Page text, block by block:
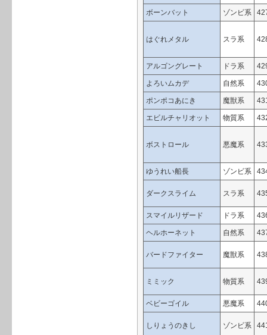
ボーンバット ゾンビ系
はぐれメタル スラ系
アルゴングレート ドラ系
よろいムカデ 自然系
ポンポコあにき 魔獣系
エビルチャリオット 物質系
ボストロール 悪魔系
ゆうれい船長 ゾンビ系
ダークスライム スラ系
スマイルリザード ドラ系
ヘルホーネット 自然系
バードファイター 魔獣系
ミミック 物質系
ベビーゴイル 悪魔系
しりょうのきし ゾンビ系